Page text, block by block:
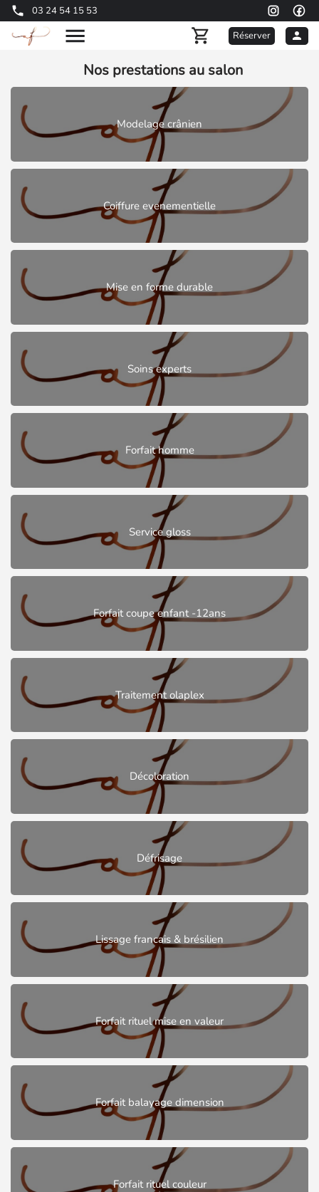
03 24 54 15 53
Réserver
Nos prestations au salon
Modelage crânien
Coiffure evenementielle
Mise en forme durable
Soins experts
Forfait homme
Service gloss
Forfait coupe enfant -12ans
Traitement olaplex
Décoloration
Défrisage
Lissage francais & brésilien
Forfait rituel mise en valeur
Forfait balayage dimension
Forfait rituel couleur